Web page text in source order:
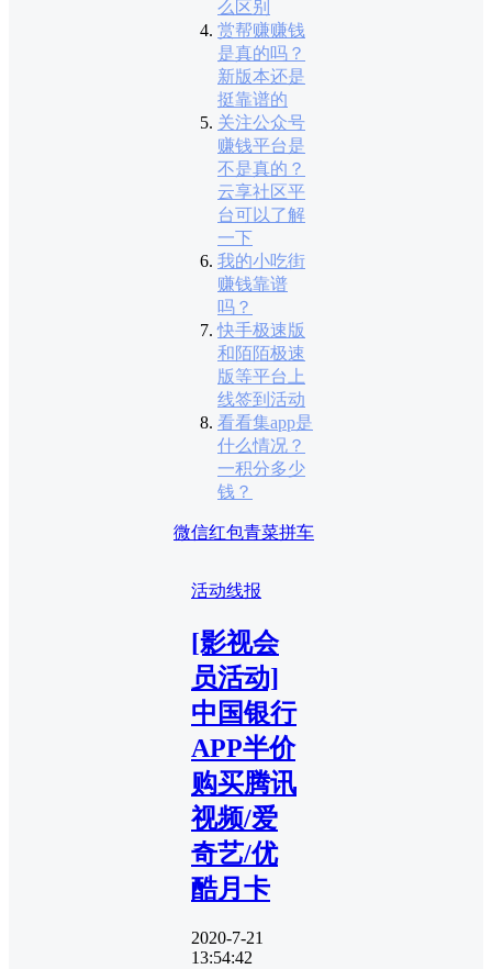
么区别
赏帮赚赚钱
是真的吗？
新版本还是
挺靠谱的
关注公众号
赚钱平台是
不是真的？
云享社区平
台可以了解
一下
我的小吃街
赚钱靠谱
吗？
快手极速版
和陌陌极速
版等平台上
线签到活动
看看集app是
什么情况？
一积分多少
钱？
微信红包青菜拼车
活动线报
[影视会
员活动]
中国银行
APP半价
购买腾讯
视频/爱
奇艺/优
酷月卡
2020-7-21
13:54:42